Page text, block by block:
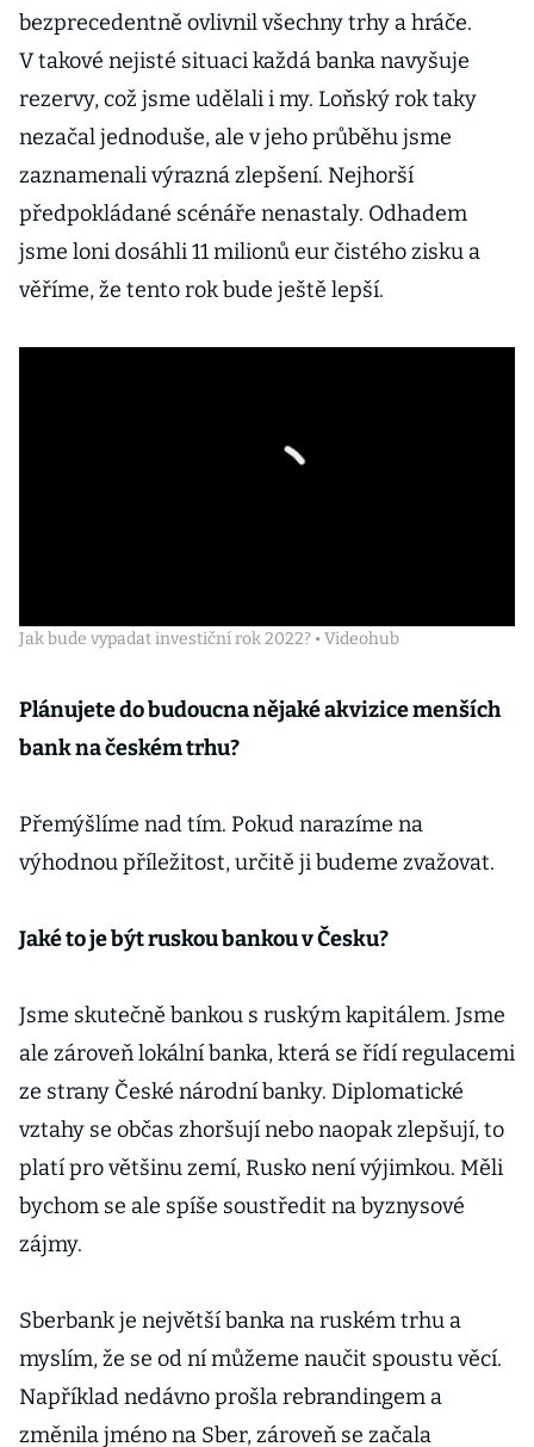
bezprecedentně ovlivnil všechny trhy a hráče.
V takové nejisté situaci každá banka navyšuje
rezervy, což jsme udělali i my. Loňský rok taky
nezačal jednoduše, ale v jeho průběhu jsme
zaznamenali výrazná zlepšení. Nejhorší
předpokládané scénáře nenastaly. Odhadem
jsme loni dosáhli 11 milionů eur čistého zisku a
věříme, že tento rok bude ještě lepší.
Jak bude vypadat investiční rok 2022? • Videohub
Plánujete do budoucna nějaké akvizice menších
bank na českém trhu?
Přemýšlíme nad tím. Pokud narazíme na
výhodnou příležitost, určitě ji budeme zvažovat.
Jaké to je být ruskou bankou v Česku?
Jsme skutečně bankou s ruským kapitálem. Jsme
ale zároveň lokální banka, která se řídí regulacemi
ze strany České národní banky. Diplomatické
vztahy se občas zhoršují nebo naopak zlepšují, to
platí pro většinu zemí, Rusko není výjimkou. Měli
bychom se ale spíše soustředit na byznysové
zájmy.
Sberbank je největší banka na ruském trhu a
myslím, že se od ní můžeme naučit spoustu věcí.
Například nedávno prošla rebrandingem a
změnila jméno na Sber, zároveň se začala